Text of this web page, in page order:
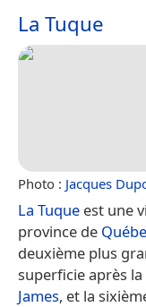
La Tuque
Photo : Jacques
La Tuque est une
province de
deuxième plus
superficie après
James, et la